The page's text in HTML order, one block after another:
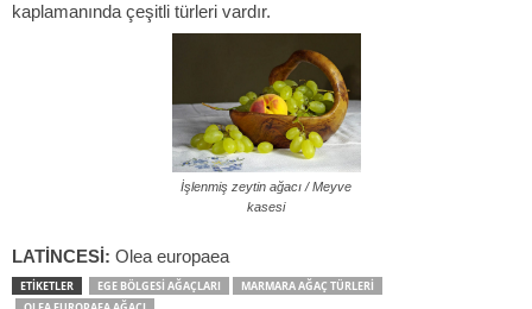
kaplamanında çeşitli türleri vardır.
İşlenmiş zeytin ağacı / Meyve
kasesi
LATİNCESİ: Olea europaea
ETIKETLER EGE BÖLGESI AĞAÇLARI
MARMARA AĞAÇ TÜRLERI